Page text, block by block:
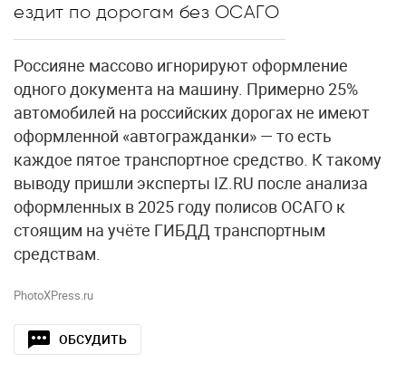
ездит по дорогам без ОСАГО
Россияне массово игнорируют оформление
одного документа на машину. Примерно 25%
автомобилей на российских дорогах не имеют
оформленной «автогражданки» — то есть
каждое пятое транспортное средство. К такому
выводу пришли эксперты IZ.RU после анализа
оформленных в 2025 году полисов ОСАГО к
стоящим на учёте ГИБДД транспортным
средствам.
PhotoXPress.ru
ОБСУДИТЬ